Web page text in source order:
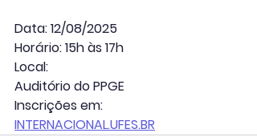
Data: 12/08/2025
Horário: 15h às 17h
Local:
Auditório do PPGE
Inscrições em:
INTERNACIONAL.UFES.BR